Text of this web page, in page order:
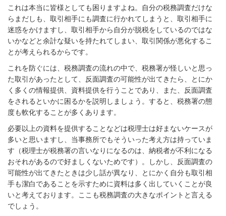
これは本当に皆様としても困りますよね。自分の税務調査だけな
らまだしも、取引相手にも調査に行かれてしまうと、取引相手に
迷惑をかけますし、取引相手から自分が脱税をしているのではな
いかなどと余計な疑いを持たれてしまい、取引関係が悪化するこ
とが考えられるからです。
これを防ぐには、税務調査の流れの中で、税務署が怪しいと思っ
た取引があったとして、反面調査の可能性が出てきたら、とにか
く多くの情報提供、資料提供を行うことであり、また、反面調査
をされるといかに困るかを説明しましょう。すると、税務署の態
度も軟化することが多くあります。
必要以上の資料を提供することなどは税理士は好まないケースが
多いと思いますし、当事務所でもそういった考え方は持っていま
す（税理士が税務署の言いなりになるのは、納税者が不利になる
おそれがあるので好ましくないためです）。しかし、反面調査の
可能性が出てきたときは少し話が異なり、とにかく自分も取引相
手も潔白であることを示すために資料は多く出していくことが良
いと考えております。ここも税務調査の大きなポイントと言える
でしょう。